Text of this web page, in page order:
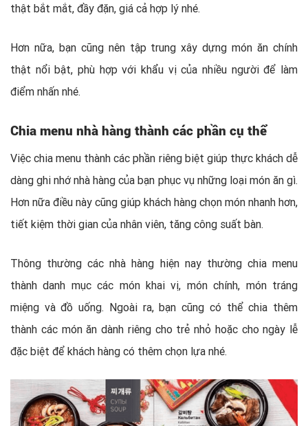
thật bắt mắt, đầy đặn, giá cả hợp lý nhé.
Hơn nữa, bạn cũng nên tập trung xây dựng món ăn chính
thật nổi bật, phù hợp với khẩu vị của nhiều người để làm
điểm nhấn nhé.
Chia menu nhà hàng thành các phần cụ thể
Việc chia menu thành các phần riêng biệt giúp thực khách dễ
dàng ghi nhớ nhà hàng của bạn phục vụ những loại món ăn gì.
Hơn nữa điều này cũng giúp khách hàng chọn món nhanh hơn,
tiết kiệm thời gian của nhân viên, tăng công suất bàn.
Thông thường các nhà hàng hiện nay thường chia menu
thành danh mục các món khai vị, món chính, món tráng
miệng và đồ uống. Ngoài ra, bạn cũng có thể chia thêm
thành các món ăn dành riêng cho trẻ nhỏ hoặc cho ngày lễ
đặc biệt để khách hàng có thêm chọn lựa nhé.